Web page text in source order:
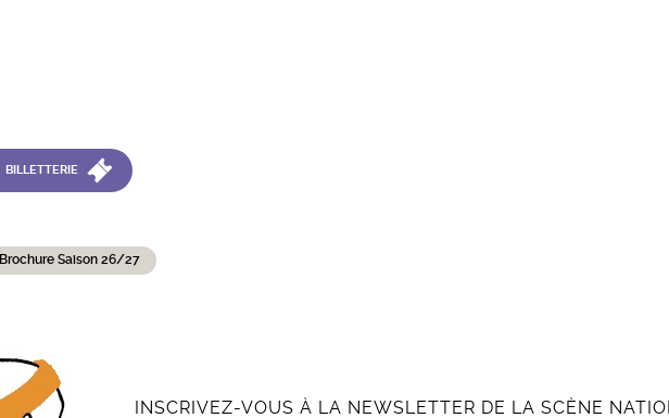
BILLETTERIE
Brochure Saison 26/27
INSCRIVEZ-VOUS À LA NEWSLETTER DE LA SCÈNE